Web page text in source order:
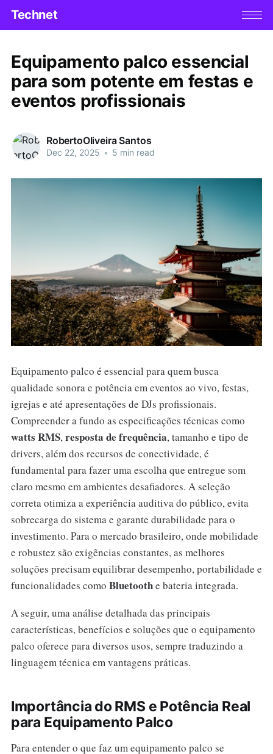
Technet
Equipamento palco essencial
para som potente em festas e
eventos profissionais
RobertoOliveira Santos
Dec 22, 2025 • 5 min read
Equipamento palco é essencial para quem busca
qualidade sonora e potência em eventos ao vivo, festas,
igrejas e até apresentações de DJs profissionais.
Compreender a fundo as especificações técnicas como
watts RMS,resposta de frequência, tamanho e tipo de
drivers, além dos recursos de conectividade, é
fundamental para fazer uma escolha que entregue som
claro mesmo em ambientes desafiadores. A seleção
correta otimiza a experiência auditiva do público, evita
sobrecarga do sistema e garante durabilidade para o
investimento. Para o mercado brasileiro, onde mobilidade
e robustez são exigências constantes, as melhores
soluções precisam equilibrar desempenho, portabilidade e
funcionalidades como Bluetoothe bateria integrada.
A seguir, uma análise detalhada das principais
características, benefícios e soluções que o equipamento
palco oferece para diversos usos, sempre traduzindo a
linguagem técnica em vantagens práticas.
Importância do RMS e Potência Real
para Equipamento Palco
Para entender o que faz um equipamento palco se